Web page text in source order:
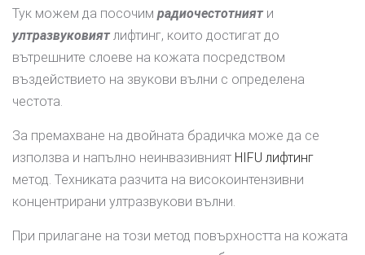
Тук можем да посочим радиочестотнияти
ултразвуковиятлифтинг, които достигат до
вътрешните слоеве на кожата посредством
въздействието на звукови вълни с определена
честота.
За премахване на двойната брадичка може да се
използва и напълно неинвазивният HIFU лифтинг
метод. Техниката разчита на високоинтензивни
концентрирани ултразвукови вълни.
При прилагане на този метод повърхността на кожата